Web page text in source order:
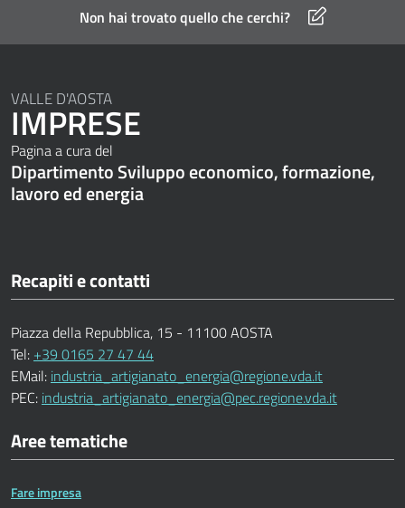
Non hai trovato quello che cerchi?
VALLE D'AOSTA
IMPRESE
Pagina a cura del
Dipartimento Sviluppo economico, formazione,
lavoro ed energia
Recapiti e contatti
Piazza della Repubblica, 15 - 11100 AOSTA
Tel: +39 0165 27 47 44
EMail: industria_artigianato_energia@regione.vda.it
PEC: industria_artigianato_energia@pec.regione.vda.it
Aree tematiche
Fare impresa